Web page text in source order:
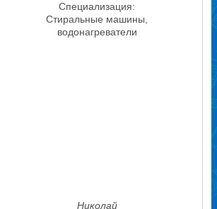
Специализация:
Стиральные машины,
водонагреватели
Николай